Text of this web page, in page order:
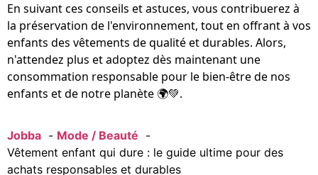
En suivant ces conseils et astuces, vous contribuerez à
la préservation de l'environnement, tout en offrant à vos
enfants des vêtements de qualité et durables. Alors,
n'attendez plus et adoptez dès maintenant une
consommation responsable pour le bien-être de nos
enfants et de notre planète 🌍💚.
Jobba
Mode / Beauté
Vêtement enfant qui dure : le guide ultime pour des
achats responsables et durables